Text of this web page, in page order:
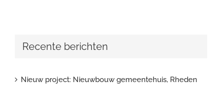
Recente berichten
Nieuw project: Nieuwbouw gemeentehuis, Rheden